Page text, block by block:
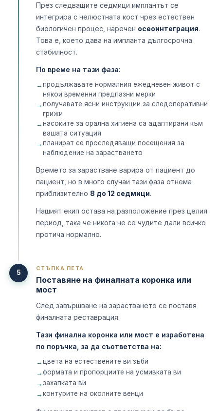
През следващите седмици имплантът се
интегрира с челюстната кост чрез естествен
биологичен процес, наречен осеоинтеграция.
Това е, което дава на импланта дългосрочна
стабилност.
По време на тази фаза:
продължавате нормалния ежедневен живот с
някои временни предпазни мерки
получавате ясни инструкции за следоперативни
грижи
насоките за орална хигиена са адаптирани към
вашата ситуация
планират се проследяващи посещения за
наблюдение на зарастването
Времето за зарастване варира от пациент до
пациент, но в много случаи тази фаза отнема
приблизително 8 до 12 седмици.
Нашият екип остава на разположение през целия
период, така че никога не се чудите дали всичко
протича нормално.
5
СТЪПКА ПЕТА
Поставяне на финалната коронка или
мост
След завършване на зарастването се поставя
финалната реставрация.
Тази финална коронка или мост е изработена
по поръчка, за да съответства на:
цвета на естествените ви зъби
формата и пропорциите на усмивката ви
захапката ви
контурите на околните венци